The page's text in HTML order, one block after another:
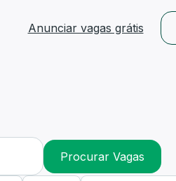
Anunciar vagas grátis
Procurar Vagas